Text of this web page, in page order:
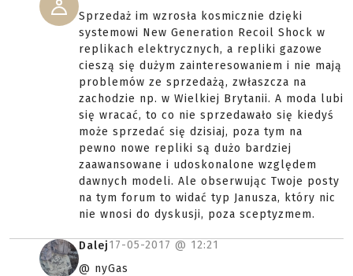
Sprzedaż im wzrosła kosmicznie dzięki
systemowi New Generation Recoil Shock w
replikach elektrycznych, a repliki gazowe
cieszą się dużym zainteresowaniem i nie mają
problemów ze sprzedażą, zwłaszcza na
zachodzie np. w Wielkiej Brytanii. A moda lubi
się wracać, to co nie sprzedawało się kiedyś
może sprzedać się dzisiaj, poza tym na
pewno nowe repliki są dużo bardziej
zaawansowane i udoskonalone względem
dawnych modeli. Ale obserwując Twoje posty
na tym forum to widać typ Janusza, który nic
nie wnosi do dyskusji, poza sceptyzmem.
Dalej17-05-2017 @ 12:21
@ nyGas